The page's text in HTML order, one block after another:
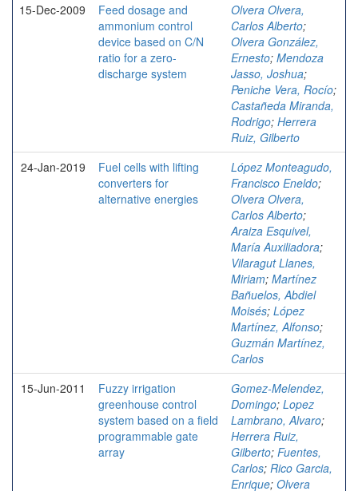
15-Dec-2009
Feed dosage and
ammonium control
device based on C/N
ratio for a zero-
discharge system
Olvera Olvera,
Carlos Alberto;
Olvera González,
Ernesto; Mendoza
Jasso, Joshua;
Peniche Vera, Rocío;
Castañeda Miranda,
Rodrigo; Herrera
Ruiz, Gilberto
24-Jan-2019
Fuel cells with lifting
converters for
alternative energies
López Monteagudo,
Francisco Eneldo;
Olvera Olvera,
Carlos Alberto;
Araiza Esquivel,
María Auxiliadora;
Vilaragut Llanes,
Miriam; Martínez
Bañuelos, Abdiel
Moisés; López
Martínez, Alfonso;
Guzmán Martínez,
Carlos
15-Jun-2011
Fuzzy irrigation
greenhouse control
system based on a field
programmable gate
array
Gomez-Melendez,
Domingo; Lopez
Lambrano, Alvaro;
Herrera Ruiz,
Gilberto; Fuentes,
Carlos; Rico Garcia,
Enrique; Olvera